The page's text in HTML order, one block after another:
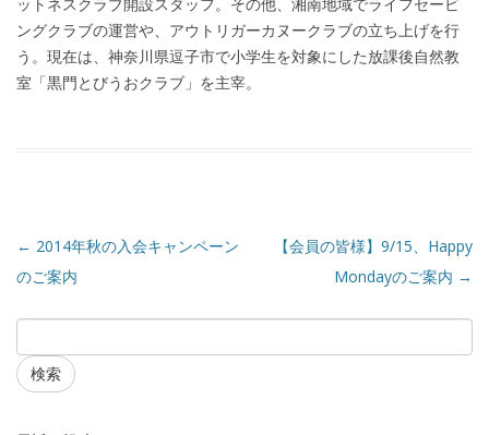
ングクラブの運営や、アウトリガーカヌークラブの立ち上げを行
う。現在は、神奈川県逗子市で小学生を対象にした放課後自然教
室「黒門とびうおクラブ」を主宰。
← 2014年秋の入会キャンペーン
のご案内
【会員の皆様】9/15、Happy
Mondayのご案内 →
検索